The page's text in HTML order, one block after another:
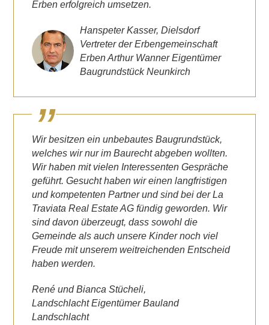
Erben erfolgreich umsetzen.
Hanspeter Kasser, Dielsdorf
Vertreter der Erbengemeinschaft
Erben Arthur Wanner Eigentümer
Baugrundstück Neunkirch
Wir besitzen ein unbebautes Baugrundstück,
welches wir nur im Baurecht abgeben wollten.
Wir haben mit vielen Interessenten Gespräche
geführt. Gesucht haben wir einen langfristigen
und kompetenten Partner und sind bei der La
Traviata Real Estate AG fündig geworden. Wir
sind davon überzeugt, dass sowohl die
Gemeinde als auch unsere Kinder noch viel
Freude mit unserem weitreichenden Entscheid
haben werden.
René und Bianca Stücheli,
Landschlacht Eigentümer Bauland
Landschlacht